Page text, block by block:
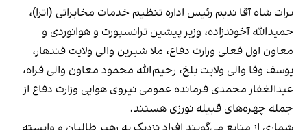
برات شاه آقا ندیم رئیس اداره تنظیم خدمات مخابراتی (اترا)،
حمیدالله آخوندزاده، وزیر پیشین ترانسپورت و هوانوردی و
معاون اول فعلی وزارت دفاع، ملا شیرین والی ولایت قندهار،
یوسف وفا والی ولایت بلخ، رحیم‌الله محمود معاون والی فراه،
عبدالغفار محمدی فرمانده عمومی نیروی هوایی وزارت دفاع از
جمله چهره‌های قبیله نورزی هستند.